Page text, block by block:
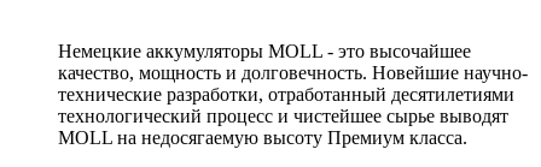
Немецкие аккумуляторы MOLL - это высочайшее
качество, мощность и долговечность. Новейшие научно-
технические разработки, отработанный десятилетиями
технологический процесс и чистейшее сырье выводят
MOLL на недосягаемую высоту Премиум класса.